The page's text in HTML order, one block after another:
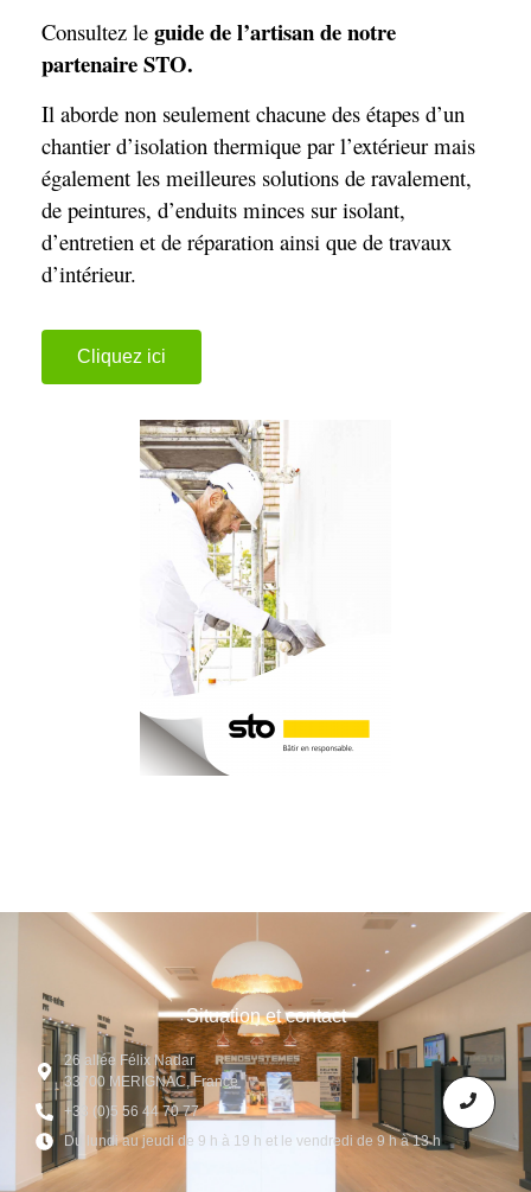
Consultez le guide de l’artisan de notre
partenaire STO.
Il aborde non seulement chacune des étapes d’un
chantier d’isolation thermique par l’extérieur mais
également les meilleures solutions de ravalement,
de peintures, d’enduits minces sur isolant,
d’entretien et de réparation ainsi que de travaux
d’intérieur.
Cliquez ici
Situation et contact
26 allée Félix Nadar
33700 MERIGNAC, France
+33 (0)5 56 44 70 77
Du lundi au jeudi de 9 h à 19 h et le vendredi de 9 h à 13 h